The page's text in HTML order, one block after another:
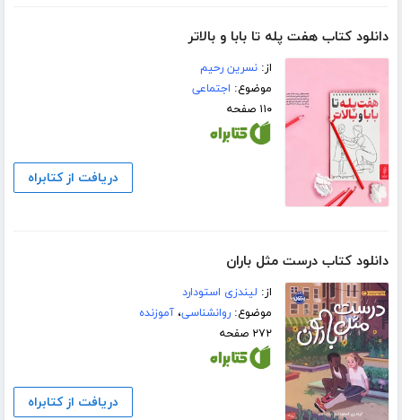
دانلود کتاب هفت پله تا بابا و بالاتر
از:نسرین رحیم
موضوع: اجتماعی
۱۱۰ صفحه
دریافت از کتابراه
دانلود کتاب درست مثل باران
از: لیندزی استودارد
موضوع:روانشناسی،آموزنده
۲۷۲ صفحه
دریافت از کتابراه